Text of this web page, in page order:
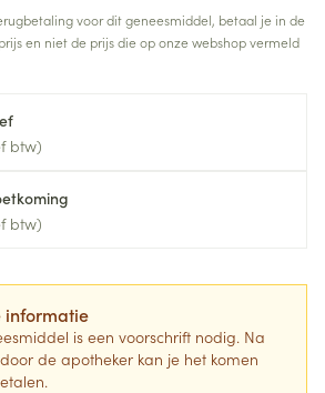
voor dit geneesmiddel, betaal je in de
en niet de prijs die op onze webshop vermeld
btw)
btw)
informatie
is een voorschrift nodig. Na
de apotheker kan je het komen